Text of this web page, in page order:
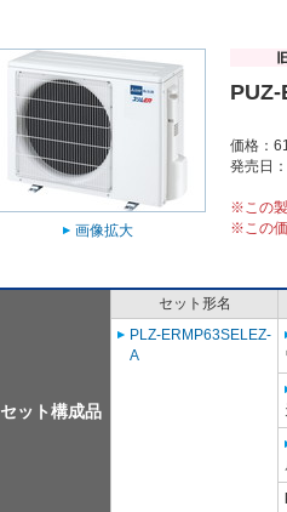
画像拡大
価格：
発売日
※この製
※この価
セット構成品
セット形名
PLZ-ERMP63SELEZ-
A